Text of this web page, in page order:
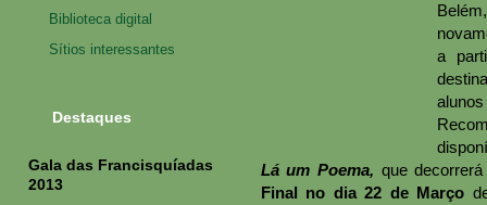
a
Lá um Poema, que
Final no dia 22 de Março
Biblioteca digital
Sítios interessantes
Destaques
Gala das Francisquíadas
2013